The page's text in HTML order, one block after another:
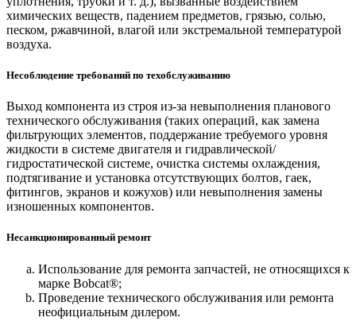
химических веществ, падением предметов, грязью, солью,
песком, ржавчиной, влагой или экстремальной температурой
воздуха.
Несоблюдение требований по техобслуживанию
Выход компонента из строя из-за невыполнения планового
технического обслуживания (таких операций, как замена
фильтрующих элементов, поддержание требуемого уровня
жидкости в системе двигателя и гидравлической/
гидростатической системе, очистка системы охлаждения,
подтягивание и установка отсутствующих болтов, гаек,
фитингов, экранов и кожухов) или невыполнения замены
изношенных компонентов.
Несанкционированный ремонт
Использование для ремонта запчастей, не относящихся к
марке Bobcat®;
Проведение технического обслуживания или ремонта
неофициальным дилером.